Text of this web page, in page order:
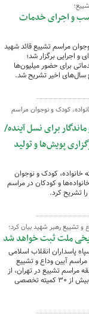
و اجرای خدمات
مراسم تشییع قائد شهید
و اجرایی برگزار شد؛
برای حضور میلیون‌ها
سال‌های اخیر تشریح شد.
کودک و نوجوان مراسم
برای نسل آینده/
و برگزاری پویش‌ها و تولید
خانواده، کودک و نوجوان
و کودکان در مراسم
تشریح کرد.
و تشییع رهبر شهید بیان کرد؛
ملت ثبت خواهد شد
پاسداران انقلاب اسلامی
آیین وداع و تشییع
مراسم تشییع در تهران، از
پیش‌بینی حضور میلیونی و بسیج بیش از ۳۰ کمیته تخصصی